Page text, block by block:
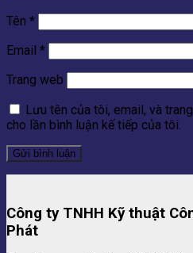
Tên *
Email *
Trang web
Lưu tên của tôi, email, và
cho lần bình luận kế tiếp của tôi.
Công ty TNHH Kỹ thuật
Phát